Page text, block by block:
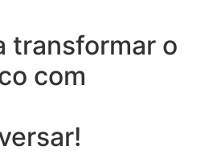
transformar o
com